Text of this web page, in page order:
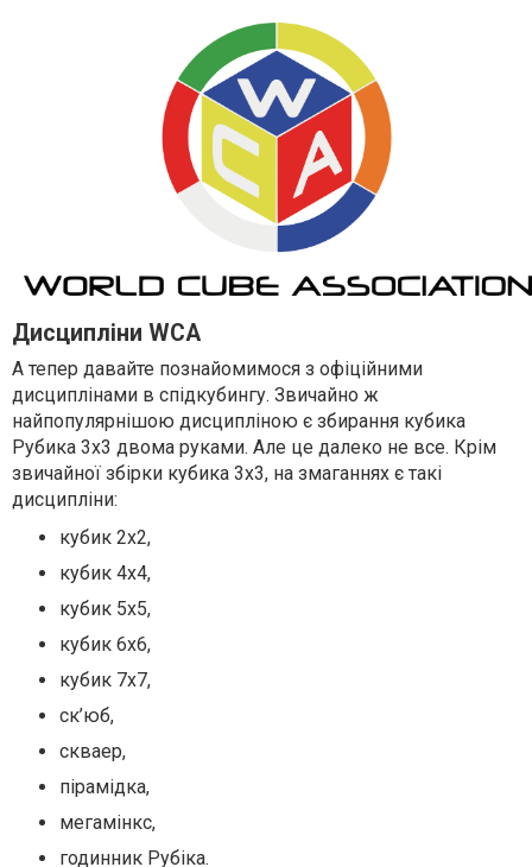
Дисципліни WCA
А тепер давайте познайомимося з офіційними
дисциплінами в спідкубингу. Звичайно ж
найпопулярнішою дисципліною є збирання кубика
Рубика 3х3 двома руками. Але це далеко не все. Крім
звичайної збірки кубика 3х3, на змаганнях є такі
дисципліни:
кубик 2х2,
кубик 4х4,
кубик 5х5,
кубик 6х6,
кубик 7х7,
ск’юб,
скваер,
пірамідка,
мегамінкс,
годинник Рубіка.